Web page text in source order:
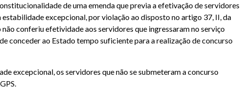
de uma emenda que previa a efetivação de servidores
excepcional, por violação ao disposto no artigo 37, II, da
conferiu efetividade aos servidores que ingressaram no serviço
conceder ao Estado tempo suficiente para a realização de concurso
excepcional, os servidores que não se submeteram a concurso